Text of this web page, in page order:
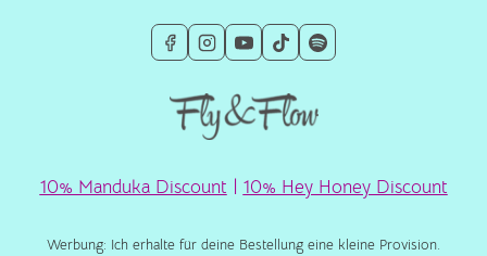
10% Manduka Discount 10% Hey Honey Discount
Werbung: Ich erhalte für deine Bestellung eine kleine Provision.